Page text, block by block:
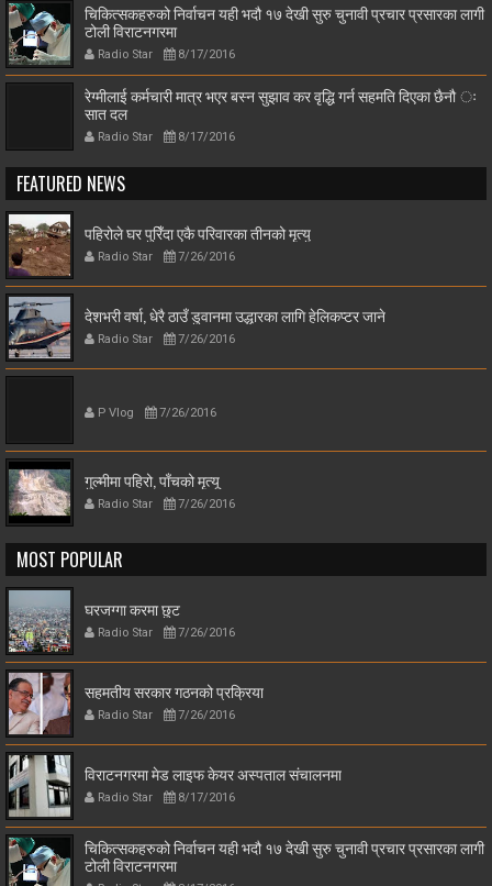
चिकित्सकहरुको निर्वाचन यही भदौ १७ देखी सुरु चुनावी प्रचार प्रसारका लागी
टोली विराटनगरमा
Radio Star 8/17/2016
रेग्मीलाई कर्मचारी मात्र भएर बस्न सुझाव कर वृद्धि गर्न सहमति दिएका छैनौ ः
सात दल
Radio Star 8/17/2016
FEATURED NEWS
पहिरोले घर पुरिँदा एकै परिवारका तीनको मृत्यु
Radio Star 7/26/2016
देशभरी वर्षा, धेरै ठाउँ डुवानमा उद्धारका लागि हेलिकप्टर जाने
Radio Star 7/26/2016
P Vlog 7/26/2016
गुल्मीमा पहिरो, पाँचको मृत्यू
Radio Star 7/26/2016
MOST POPULAR
घरजग्गा करमा छुट
Radio Star 7/26/2016
सहमतीय सरकार गठनको प्रक्रिया
Radio Star 7/26/2016
विराटनगरमा मेड लाइफ केयर अस्पताल संचालनमा
Radio Star 8/17/2016
चिकित्सकहरुको निर्वाचन यही भदौ १७ देखी सुरु चुनावी प्रचार प्रसारका लागी
टोली विराटनगरमा